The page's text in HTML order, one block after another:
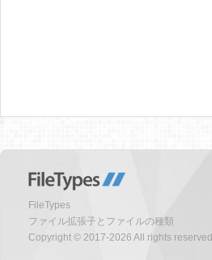
FileTypes
ファイル拡張子とファイルの種類
Copyright © 2017-2026 All rights reserved